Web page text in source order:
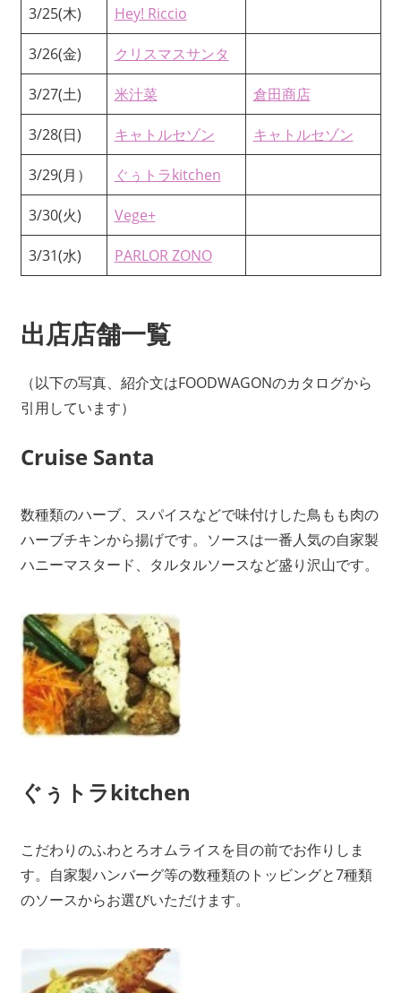
3/25(木) Hey! Riccio
3/26(金) クリスマスサンタ
3/27(土) 米汁菜 倉田商店
3/28(日) キャトルセゾン キャトルセゾン
3/29(月） ぐぅトラkitchen
3/30(火) Vege+
3/31(水) PARLOR ZONO
出店店舗一覧
（以下の写真、紹介文はFOODWAGONのカタログから
引用しています）
Cruise Santa
数種類のハーブ、スパイスなどで味付けした鳥もも肉の
ハーブチキンから揚げです。ソースは一番人気の自家製
ハニーマスタード、タルタルソースなど盛り沢山です。
ぐぅトラkitchen
こだわりのふわとろオムライスを目の前でお作りしま
す。自家製ハンバーグ等の数種類のトッビングと7種類
のソースからお選びいただけます。